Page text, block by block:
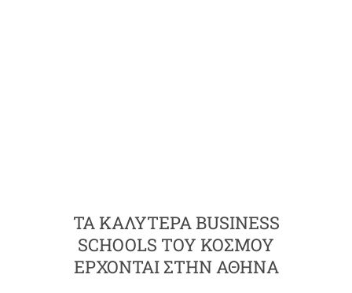
ΤΑ ΚΑΛΎΤΕΡΑ BUSINESS
SCHOOLS ΤΟΥ ΚΌΣΜΟΥ
ΈΡΧΟΝΤΑΙ ΣΤΗΝ ΑΘΉΝΑ